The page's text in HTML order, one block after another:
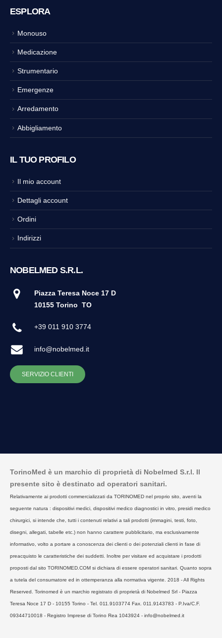
ESPLORA
Monouso
Medicazione
Strumentario
Emergenze
Arredamento
Abbigliamento
IL TUO PROFILO
Il mio account
Dettagli account
Ordini
Indirizzi
NOBELMED S.R.L.
Piazza Teresa Noce 17 D
10155 Torino TO
+39 011 910 3774
info@nobelmed.it
SERVIZIO CLIENTI
TorinoMed è un marchio di proprietà di Nobelmed S.r.l. Il
presente sito è destinato ad operatori sanitari.
Relativamente ai prodotti commercializzati da TORINOMED nel proprio sito, aventi la
seguente natura : dispositivi medici, dispositivi medico diagnostici in vitro, presidi medico
chirurgici, si intende che, tutti i contenuti relativi a tali prodotti (immagini, testi, foto,
disegni, allegati, tabelle etc.) non hanno carattere pubblicitario, ma esclusivamente
informativo, volto a portare a conoscenza dei clienti o dei potenziali clienti in fase di
preacquisto le caratteristiche dei suddetti. Inoltre per visitare ed acquistare i prodotti
proposti dal sito TORINOMED.COM si dichiara di essere operatori sanitari. Quanto sopra
a tutela del consumatore ed in ottemperanza alla normativa vigente. 2018 - All Rights
Reserved. Torinomed è un marchio registrato di proprietà di Nobelmed Srl - Piazza
Teresa Noce 17 D - 10155 Torino - Tel. 011.9103774 Fax. 011.9143783 - P.Iva/C.F.
09344710018 - Registro Imprese di Torino Rea 1043924 - info@nobelmed.it